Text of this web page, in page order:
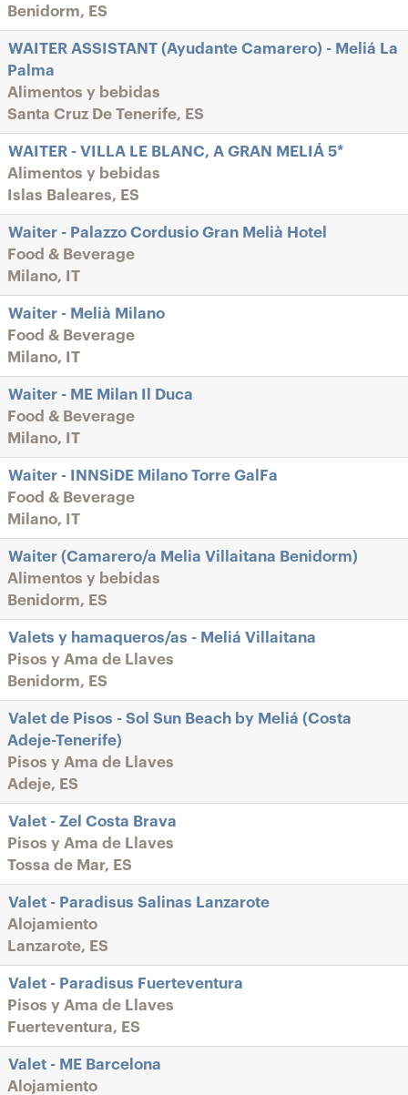
Benidorm, ES
WAITER ASSISTANT (Ayudante Camarero) - Meliá La
Palma
Alimentos y bebidas
Santa Cruz De Tenerife, ES
WAITER - VILLA LE BLANC, A GRAN MELIÁ 5*
Alimentos y bebidas
Islas Baleares, ES
Waiter - Palazzo Cordusio Gran Melià Hotel
Food & Beverage
Milano, IT
Waiter - Melià Milano
Food & Beverage
Milano, IT
Waiter - ME Milan Il Duca
Food & Beverage
Milano, IT
Waiter - INNSiDE Milano Torre GalFa
Food & Beverage
Milano, IT
Waiter (Camarero/a Melia Villaitana Benidorm)
Alimentos y bebidas
Benidorm, ES
Valets y hamaqueros/as - Meliá Villaitana
Pisos y Ama de Llaves
Benidorm, ES
Valet de Pisos - Sol Sun Beach by Meliá (Costa
Adeje-Tenerife)
Pisos y Ama de Llaves
Adeje, ES
Valet - Zel Costa Brava
Pisos y Ama de Llaves
Tossa de Mar, ES
Valet - Paradisus Salinas Lanzarote
Alojamiento
Lanzarote, ES
Valet - Paradisus Fuerteventura
Pisos y Ama de Llaves
Fuerteventura, ES
Valet - ME Barcelona
Alojamiento